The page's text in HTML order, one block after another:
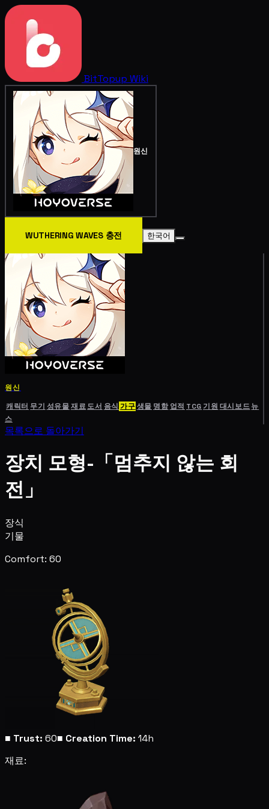
BitTopup Wiki
원신
WUTHERING WAVES 충전 한국어
원신
캐릭터 무기 성유물재료도서 음식 가구생물 명함 업적 TCG기원 대시보드뉴
스
목록으로 돌아가기
장치 모형-「멈추지 않는 회
전」
장식
기물
Comfort: 60
■ Trust: 60■ Creation Time: 14h
재료: